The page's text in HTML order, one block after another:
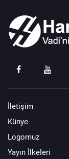
İletişim
Künye
Logomuz
Yayın İlkeleri